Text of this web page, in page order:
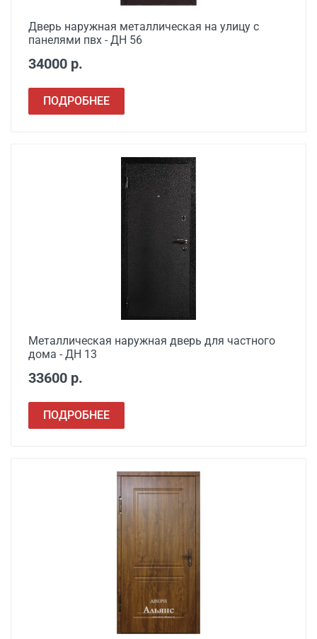
Дверь наружная металлическая на улицу с
панелями пвх - ДН 56
34000 р.
ПОДРОБНЕЕ
Металлическая наружная дверь для частного
дома - ДН 13
33600 р.
ПОДРОБНЕЕ